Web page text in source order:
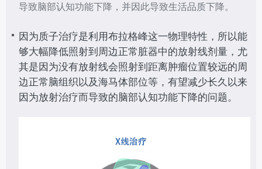
导致脑部认知功能下降，并因此导致生活品质下降。
因为质子治疗是利用布拉格峰这一物理特性，所以能
够大幅降低照射到周边正常脏器中的放射线剂量，尤
其是因为没有放射线会照射到距离肿瘤位置较远的周
边正常脑组织以及海马体部位等，有望减少长久以来
因为放射治疗而导致的脑部认知功能下降的问题。